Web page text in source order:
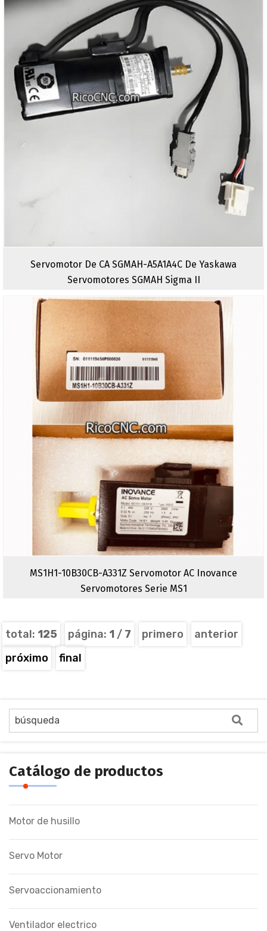
Servomotor De CA SGMAH-A5A1A4C De Yaskawa
Servomotores SGMAH Sigma II
MS1H1-10B30CB-A331Z Servomotor AC Inovance
Servomotores Serie MS1
total: 125 página: 1 / 7 primero
anterior
próximo
final
Catálogo de productos
Motor de husillo
Servo Motor
Servoaccionamiento
Ventilador electrico